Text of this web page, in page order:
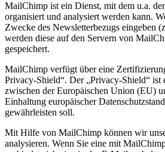
MailChimp ist ein Dienst, mit dem u.a.
organisiert und analysiert werden kann.
Zwecke des Newsletterbezugs eingeben
werden diese auf den Servern von
gespeichert.
MailChimp verfügt über eine
Privacy-Shield“. Der „Privacy-Shield“ ist
zwischen der Europäischen Union (EU)
Einhaltung europäischer
gewährleisten soll.
Mit Hilfe von MailChimp können wir
analysieren. Wenn Sie eine mit